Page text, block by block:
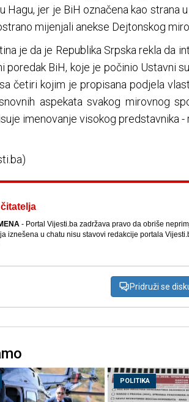
Hagu, jer je BiH označena kao strana
mijenjali anekse Dejtonskog
je da je Republika Srpska rekla da
poredak BiH, koje je počinio Ustavni
četiri kojim je propisana podjela
aspekata svakog mirovnog
imenovanje visokog predstavnika -
- Portal Vijesti.ba zadržava pravo da obriše
iznešena u chatu nisu stavovi redakcije portala
Pridruži se
POLITIKA